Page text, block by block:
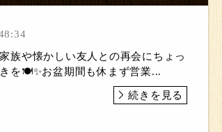
族や懐かしい友人との再会にちょっ
を🍽✨お盆期間も休まず営業...
続きを見る